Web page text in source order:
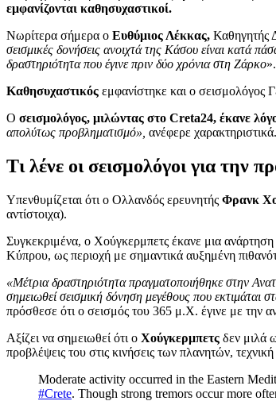
εμφανίζονται καθησυχαστικοί.
Νωρίτερα σήμερα ο Ευθύμιος Λέκκας, Καθηγητής
σεισμικές δονήσεις ανοιχτά της Κάσου είναι κατά
δραστηριότητα που έγινε πριν δύο χρόνια στη Ζάρκο».
Καθησυχαστικός εμφανίστηκε και ο σεισμολόγος
Ο σεισμολόγος, μιλώντας στο Creta24, έκανε
απολύτως προβληματισμό», ανέφερε χαρακτηριστικά.
Τι λένε οι σεισμολόγοι για
Υπενθυμίζεται ότι ο Ολλανδός ερευνητής Φρανκ
αντίστοιχα).
Συγκεκριμένα, ο Χούγκερμπετς έκανε μια
Κύπρου, ως περιοχή με σημαντικά αυξημένη
«Μέτρια δραστηριότητα πραγματοποιήθηκε στην
σημειωθεί σεισμική δόνηση μεγέθους που εκτιμάται
πρόσθεσε ότι ο σεισμός του 365 μ.Χ. έγινε με την
Αξίζει να σημειωθεί ότι ο Χούγκερμπετς δεν μιλά
προβλέψεις του στις κινήσεις των πλανητών,
Moderate activity occurred in the Eastern
#Crete. Though strong tremors occur more